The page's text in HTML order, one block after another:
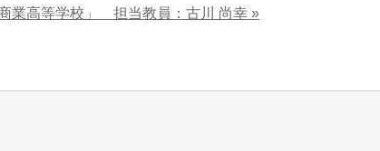
商業高等学校」 担当教員：古川 尚幸 »